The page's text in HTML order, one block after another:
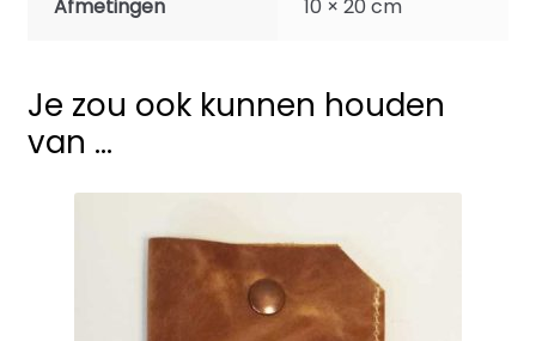
Afmetingen 10 × 20 cm
Je zou ook kunnen houden
van …